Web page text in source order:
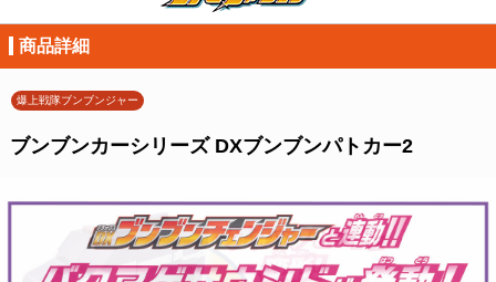
商品詳細
爆上戦隊ブンブンジャー
ブンブンカーシリーズ DXブンブンパトカー2